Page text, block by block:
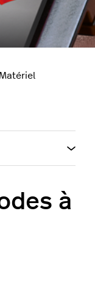
Matériel
à